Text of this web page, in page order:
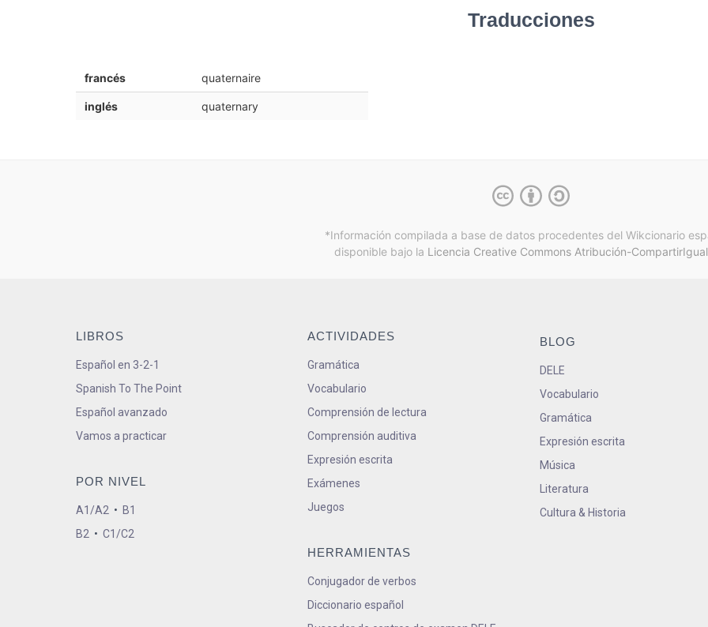
Traducciones
francés quaternaire
inglés quaternary
*Información compilada a base de datos procedentes del Wikcionario
disponible bajo la Licencia Creative Commons Atribución-
LIBROS
Español en 3-2-1
Spanish To The Point
Español avanzado
Vamos a practicar
POR NIVEL
A1/A2 • B1
B2 • C1/C2
ACTIVIDADES
Gramática
Vocabulario
Comprensión de lectura
Comprensión auditiva
Expresión escrita
Exámenes
Juegos
HERRAMIENTAS
Conjugador de verbos
Diccionario español
BLOG
DELE
Vocabulario
Gramática
Expresión escrita
Música
Literatura
Cultura & Historia